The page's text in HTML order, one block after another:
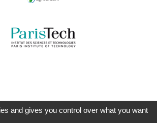
and gives you control over what you want